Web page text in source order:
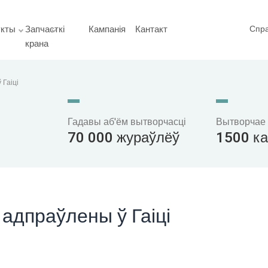
Запчасткі
крана
Кампанія Кантакт
Гадавы аб'ём вытворчасці
70 000 жураўлёў
Вытворчае
1500
ў Гаіці